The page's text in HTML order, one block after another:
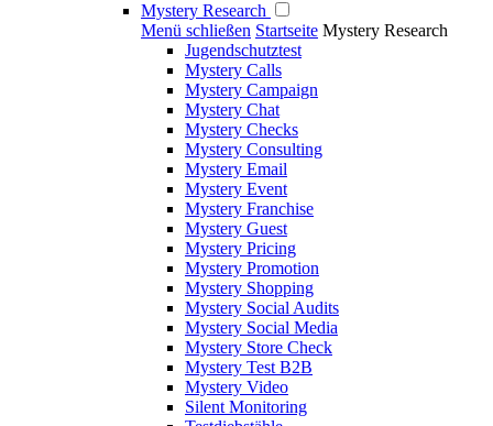
Mystery Research
Menü schließen Startseite Mystery Research
Jugendschutztest
Mystery Calls
Mystery Campaign
Mystery Chat
Mystery Checks
Mystery Consulting
Mystery Email
Mystery Event
Mystery Franchise
Mystery Guest
Mystery Pricing
Mystery Promotion
Mystery Shopping
Mystery Social Audits
Mystery Social Media
Mystery Store Check
Mystery Test B2B
Mystery Video
Silent Monitoring